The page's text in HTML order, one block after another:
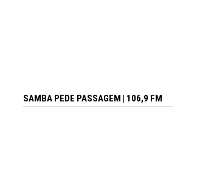
SAMBA PEDE PASSAGEM | 106,9 FM